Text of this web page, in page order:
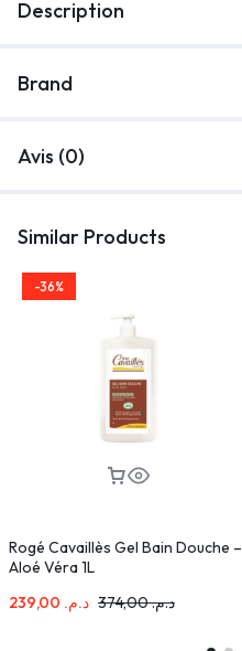
Description
Brand
Avis (0)
Similar Products
-36%
Rogé Cavaillès Gel Bain Douche –
Aloé Véra 1L
د.م.
د.م.374,00